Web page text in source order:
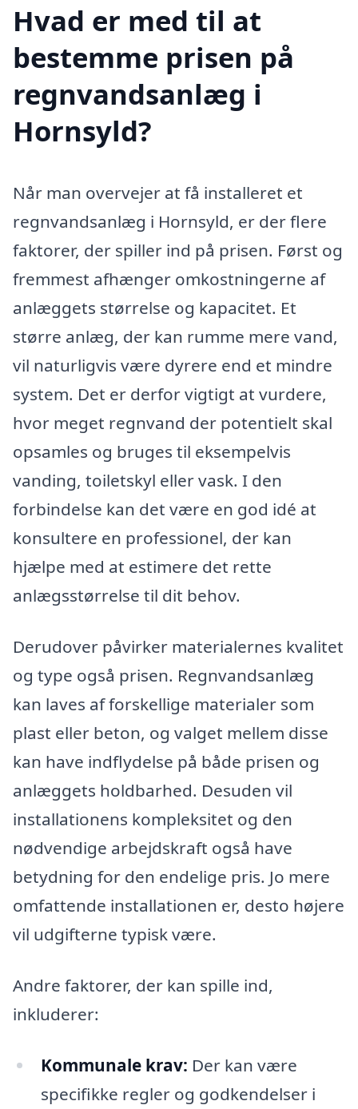
Hvad er med til at
bestemme prisen på
regnvandsanlæg i
Hornsyld?
Når man overvejer at få installeret et
regnvandsanlæg i Hornsyld, er der flere
faktorer, der spiller ind på prisen. Først og
fremmest afhænger omkostningerne af
anlæggets størrelse og kapacitet. Et
større anlæg, der kan rumme mere vand,
vil naturligvis være dyrere end et mindre
system. Det er derfor vigtigt at vurdere,
hvor meget regnvand der potentielt skal
opsamles og bruges til eksempelvis
vanding, toiletskyl eller vask. I den
forbindelse kan det være en god idé at
konsultere en professionel, der kan
hjælpe med at estimere det rette
anlægsstørrelse til dit behov.
Derudover påvirker materialernes kvalitet
og type også prisen. Regnvandsanlæg
kan laves af forskellige materialer som
plast eller beton, og valget mellem disse
kan have indflydelse på både prisen og
anlæggets holdbarhed. Desuden vil
installationens kompleksitet og den
nødvendige arbejdskraft også have
betydning for den endelige pris. Jo mere
omfattende installationen er, desto højere
vil udgifterne typisk være.
Andre faktorer, der kan spille ind,
inkluderer:
Kommunale krav: Der kan være
specifikke regler og godkendelser i